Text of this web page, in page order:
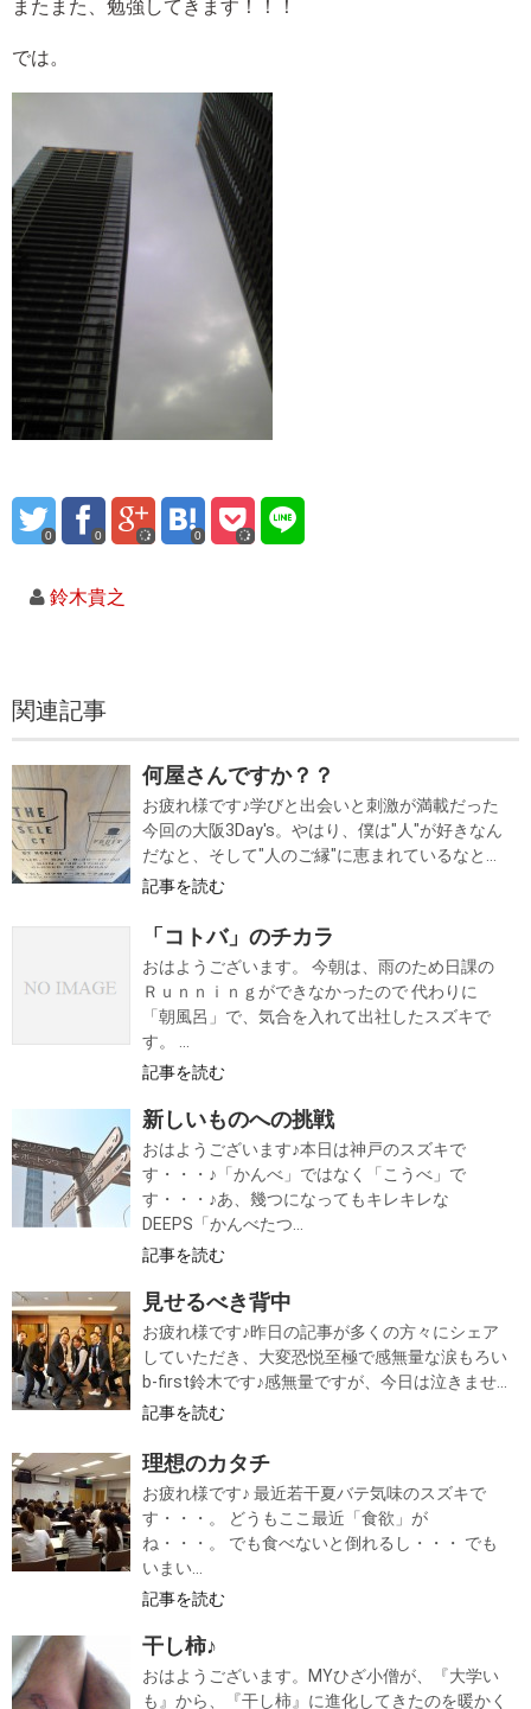
またまた、勉強してきます！！！
では。
0 0 0
鈴木貴之
関連記事
何屋さんですか？？
お疲れ様です♪学びと出会いと刺激が満載だった
今回の大阪3Day's。やはり、僕は"人"が好きなん
だなと、そして"人のご縁"に恵まれているなと...
記事を読む
「コトバ」のチカラ
おはようございます。 今朝は、雨のため日課の
Ｒｕｎｎｉｎｇができなかったので 代わりに
「朝風呂」で、気合を入れて出社したスズキで
す。 ...
記事を読む
新しいものへの挑戦
おはようございます♪本日は神戸のスズキで
す・・・♪「かんべ」ではなく「こうべ」で
す・・・♪あ、幾つになってもキレキレな
DEEPS「かんべたつ...
記事を読む
見せるべき背中
お疲れ様です♪昨日の記事が多くの方々にシェア
していただき、大変恐悦至極で感無量な涙もろい
b-first鈴木です♪感無量ですが、今日は泣きませ...
記事を読む
理想のカタチ
お疲れ様です♪ 最近若干夏バテ気味のスズキで
す・・・。 どうもここ最近「食欲」が
ね・・・。 でも食べないと倒れるし・・・ でも
いまい...
記事を読む
干し柿♪
おはようございます。MYひざ小僧が、『大学い
も』から、『干し柿』に進化してきたのを暖かく